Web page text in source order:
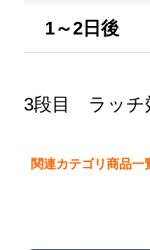
1～2日後
3段目 ラッチ
関連カテゴリ商品一